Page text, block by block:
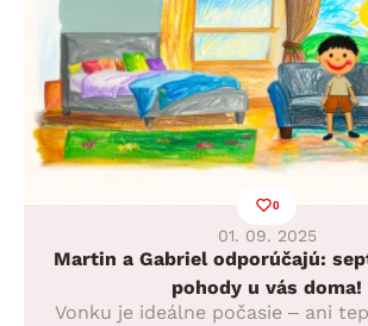
0
01. 09. 2025
Martin a Gabriel odporúčajú:
pohody u vás doma!
Vonku je ideálne počasie – ani